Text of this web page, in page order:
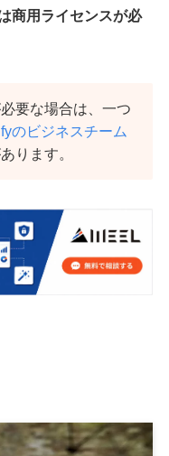
商用ライセンスが必
要な場合は、一つ
のビジネスチーム
ります。